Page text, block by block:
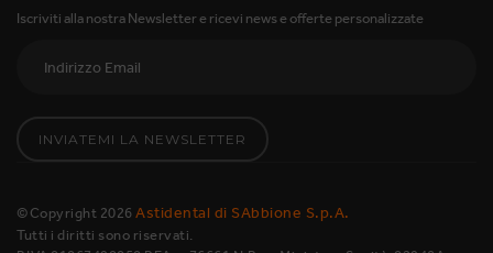
Iscriviti alla nostra Newsletter e ricevi news e offerte personalizzate
INVIATEMI LA NEWSLETTER
©Copyright 2026 Astidental di SAbbione S.p.A.
Tutti i diritti sono riservati.